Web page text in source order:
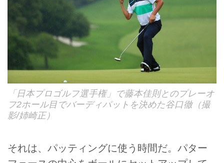
「日本プロゴルフ選手権」で藤本佳則とのプレーオ
フ2ホール目でバーディパットを決めた谷口徹（撮
影/姉崎正）
それは、パッティングに使う時間だ。パター